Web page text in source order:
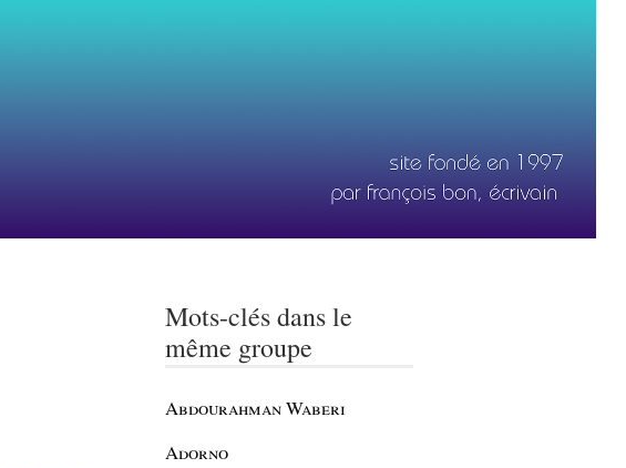
Mots-clés dans le
même groupe
Abdourahman Waberi
Adorno